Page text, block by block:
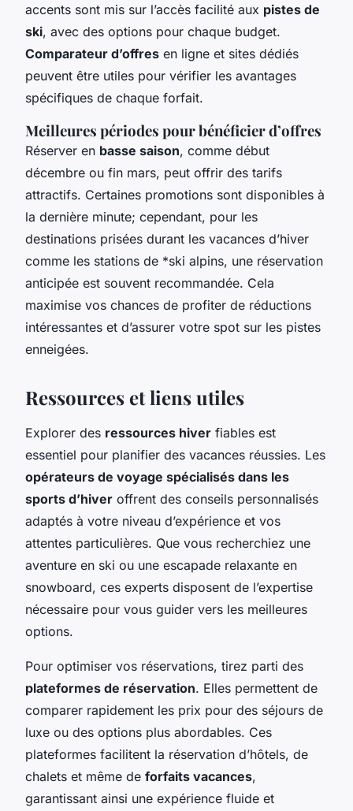
accents sont mis sur l’accès facilité aux pistes de
ski, avec des options pour chaque budget.
Comparateur d’offres en ligne et sites dédiés
peuvent être utiles pour vérifier les avantages
spécifiques de chaque forfait.
Meilleures périodes pour bénéficier d’offres
Réserver en basse saison, comme début
décembre ou fin mars, peut offrir des tarifs
attractifs. Certaines promotions sont disponibles à
la dernière minute; cependant, pour les
destinations prisées durant les vacances d’hiver
comme les stations de *ski alpins, une réservation
anticipée est souvent recommandée. Cela
maximise vos chances de profiter de réductions
intéressantes et d’assurer votre spot sur les pistes
enneigées.
Ressources et liens utiles
Explorer des ressources hiver fiables est
essentiel pour planifier des vacances réussies. Les
opérateurs de voyage spécialisés dans les
sports d’hiver offrent des conseils personnalisés
adaptés à votre niveau d’expérience et vos
attentes particulières. Que vous recherchiez une
aventure en ski ou une escapade relaxante en
snowboard, ces experts disposent de l’expertise
nécessaire pour vous guider vers les meilleures
options.
Pour optimiser vos réservations, tirez parti des
plateformes de réservation. Elles permettent de
comparer rapidement les prix pour des séjours de
luxe ou des options plus abordables. Ces
plateformes facilitent la réservation d’hôtels, de
chalets et même de forfaits vacances,
garantissant ainsi une expérience fluide et